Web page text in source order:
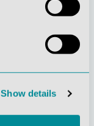
Show details
für
Qualität